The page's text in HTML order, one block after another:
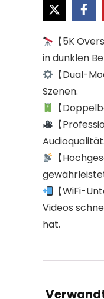
【5K
in dunklen
【Dual-
Szenen.
【
【
Audioqualität.
【
【WiFi-
Videos
hat.